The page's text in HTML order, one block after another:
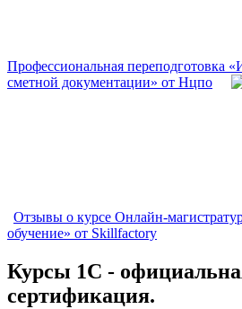
Профессиональная переподготовка
сметной документации» от Нцпо
Отзывы о курсе Онлайн-
обучение» от Skillfactory
Курсы 1С -
сертификация.